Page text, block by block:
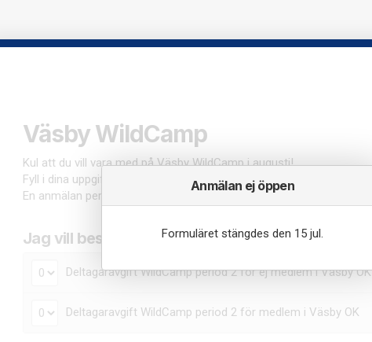
Anmälan ej öppen
Formuläret stängdes den 15 jul.
Väsby WildCamp
Kul att du vill vara med på Väsby WildCamp i augusti!
Fyll i dina uppgifter i formuläret nedan.
En anmälan per person!
Jag vill beställa
Deltagaravgift WildCamp period 2 för ej medlem i Väsby OK
Deltagaravgift WildCamp period 2 för medlem i Väsby OK